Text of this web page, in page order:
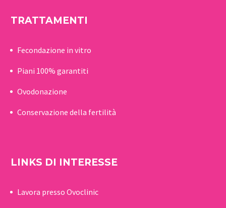
TRATTAMENTI
Fecondazione in vitro
Piani 100% garantiti
Ovodonazione
Conservazione della fertilità
LINKS DI INTERESSE
Lavora presso Ovoclinic